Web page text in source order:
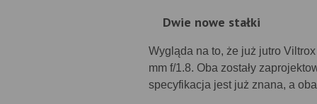
Dwie nowe stałki
Wygląda na to, że już jutro
mm f/1.8. Oba zostały
specyfikacja jest już znana, a